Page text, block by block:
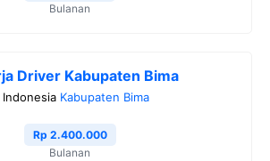
Bulanan
Driver Kabupaten Bima
Kabupaten Bima
Rp 2.400.000
Bulanan